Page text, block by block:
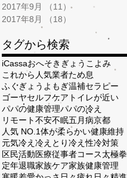
2017年9月
（11）11件の記事
2017年8月
（18）
タグから検索
iCassaおへそきぎょう こよみ
これから人気業者ため息
ふくぎょう よもぎ温補セラピー
ゴーヤセルフケア トイレが近い
パパの健康管理パパの冷え
リモート不安不眠五月病京都
人気 NO.1体が柔らかい健康維持
元気冷え 冷えとり冷え性冷対策
区民活動医療従事者コース太極拳
定年退職家族ケア家族健康管理